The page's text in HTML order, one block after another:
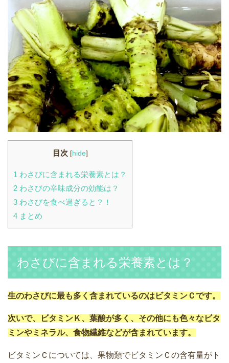
目次 [hide]
1 わさびに含まれる栄養素とは？
2 わさびの辛味成分の効能は？
3 わさびを食べ過ぎると？！
4 まとめ
わさびに含まれる栄養素とは？
生のわさびに最も多く含まれているのはビタミンＣです。
次いで、ビタミンＫ、葉酸が多く、その他にも色々なビタ
ミンやミネラル、食物繊維などが含まれています。
ビタミンＣについては、果物類でビタミンＣの含有量がト